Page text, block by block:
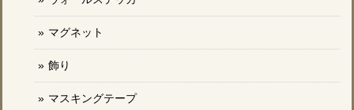
マグネット
飾り
マスキングテープ